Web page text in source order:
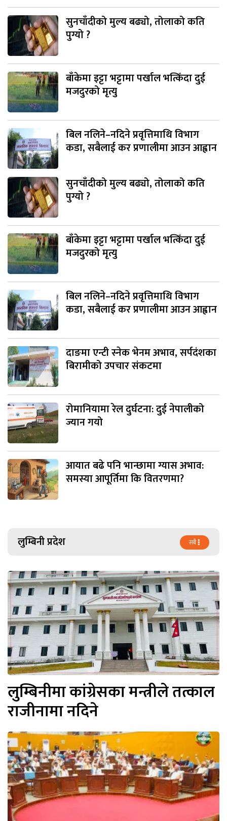
सुनचाँदीको मुल्य बढ्यो, तोलाको कति
पुग्यो ?
बाँकेमा इट्टा भट्टामा पर्खाल भत्किँदा दुई
मजदुरको मृत्यु
बिल नलिने–नदिने प्रवृत्तिमाथि विभाग
कडा, सबैलाई कर प्रणालीमा आउन आह्वान
सुनचाँदीको मुल्य बढ्यो, तोलाको कति
पुग्यो ?
बाँकेमा इट्टा भट्टामा पर्खाल भत्किँदा दुई
मजदुरको मृत्यु
बिल नलिने–नदिने प्रवृत्तिमाथि विभाग
कडा, सबैलाई कर प्रणालीमा आउन आह्वान
दाङमा एन्टी स्नेक भेनम अभाव, सर्पदंशका
बिरामीको उपचार संकटमा
रोमानियामा रेल दुर्घटना: दुई नेपालीको
ज्यान गयो
आयात बढे पनि भान्छामा ग्यास अभाव:
समस्या आपूर्तिमा कि वितरणमा?
लुम्बिनी प्रदेश सबै
लुम्बिनीमा कांग्रेसका मन्त्रीले तत्काल
राजीनामा नदिने